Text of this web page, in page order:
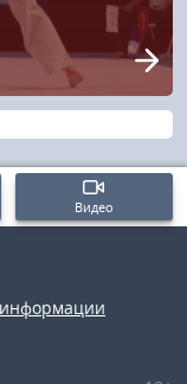
Видео